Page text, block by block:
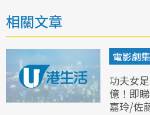
相關文章
電影劇集
功夫女
億！即
嘉玲/佐